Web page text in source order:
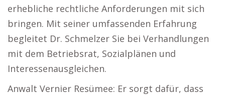
erhebliche rechtliche Anforderungen mit sich
bringen. Mit seiner umfassenden Erfahrung
begleitet Dr. Schmelzer Sie bei Verhandlungen
mit dem Betriebsrat, Sozialplänen und
Interessenausgleichen.
Anwalt Vernier Resümee: Er sorgt dafür, dass